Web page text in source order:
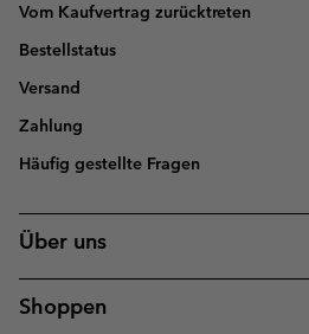
Vom Kaufvertrag zurücktreten
Bestellstatus
Versand
Zahlung
Häufig gestellte Fragen
Über uns
Shoppen